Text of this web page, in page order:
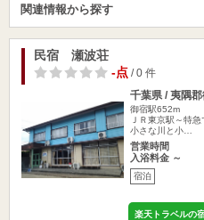
関連情報から探す
民宿 瀬波荘
-点/ 0 件
千葉県 / 夷隅
御宿駅652m
ＪＲ東京駅～特
小さな川と小…
営業時間
入浴料金 ～
宿泊
楽天トラベルの